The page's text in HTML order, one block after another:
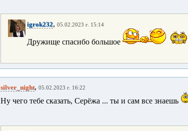
igrok232, 05.02.2023 г. 15:14
Дружище спасибо большое
silver_night, 05.02.2023 г. 16:22
Ну чего тебе сказать, Серёжа ... ты и сам все знаешь